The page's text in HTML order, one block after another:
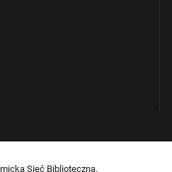
Sieć Biblioteczną.